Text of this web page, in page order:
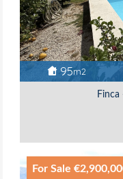
95m2
For Sale